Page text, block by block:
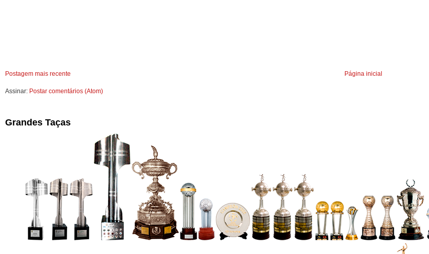
Postagem mais recente Página inicial
Assinar: Postar comentários (Atom)
Grandes Taças